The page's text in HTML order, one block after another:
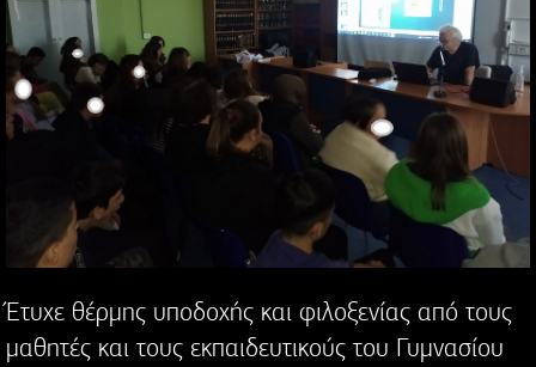
Έτυχε θέρμης υποδοχής και φιλοξενίας από τους
μαθητές και τους εκπαιδευτικούς του Γυμνασίου